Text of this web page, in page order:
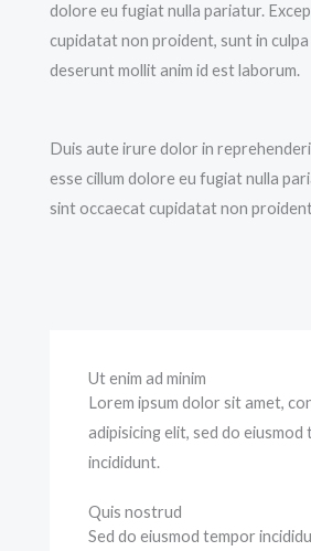
dolore eu fugiat nulla pariatur.
cupidatat non proident, sunt in
deserunt mollit anim id est laborum.
Duis aute irure dolor in
esse cillum dolore eu fugiat nulla
sint occaecat cupidatat non
Ut enim ad minim
Lorem ipsum dolor sit amet,
adipisicing elit, sed do eiusmod
incididunt.
Quis nostrud
Sed do eiusmod tempor